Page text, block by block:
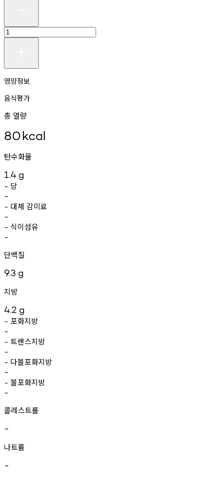
영양정보
음식평가
총 열량
80kcal
탄수화물
1.4 g
- 당
-
- 대체 감미료
-
- 식이섬유
-
단백질
9.3 g
지방
4.2 g
- 포화지방
-
- 트랜스지방
-
- 다불포화지방
-
- 불포화지방
-
콜레스트롤
-
나트륨
-